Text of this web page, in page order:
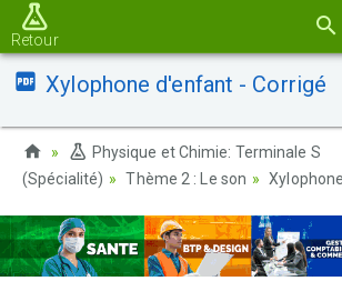
Retour
Xylophone d'enfant - Corrigé
Physique et Chimie: Terminale S
(Spécialité)
Thème 2 : Le son